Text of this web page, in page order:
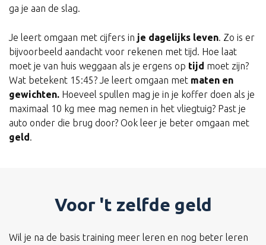
ga je aan de slag.
Je leert omgaan met cijfers in je dagelijks leven. Zo is er
bijvoorbeeld aandacht voor rekenen met tijd. Hoe laat
moet je van huis weggaan als je ergens op tijd moet zijn?
Wat betekent 15:45? Je leert omgaan met maten en
gewichten. Hoeveel spullen mag je in je koffer doen als je
maximaal 10 kg mee mag nemen in het vliegtuig? Past je
auto onder die brug door? Ook leer je beter omgaan met
geld.
Voor 't zelfde geld
Wil je na de basis training meer leren en nog beter leren